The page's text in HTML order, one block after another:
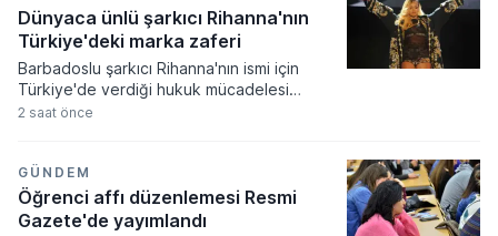
işletmelerin yetkileri iptal edildi.
Dünyaca ünlü şarkıcı Rihanna'nın
Türkiye'deki marka zaferi
Barbadoslu şarkıcı Rihanna'nın ismi için
Türkiye'de verdiği hukuk mücadelesi
zaferle sonuçlandı. Mahkeme heyeti
tüketicilerde yanılgı uyandıracağı
gerekçesiyle iptal etti.
2 saat önce
GÜNDEM
Öğrenci affı düzenlemesi Resmi
Gazete'de yayımlandı